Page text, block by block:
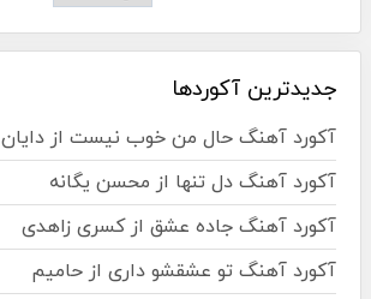
جدیدترین آکوردها
آکورد آهنگ حال من خوب نیست از دایان
آکورد آهنگ دل تنها از محسن یگانه
آکورد آهنگ جاده عشق از کسری زاهدی
آکورد آهنگ تو عشقشو داری از حامیم